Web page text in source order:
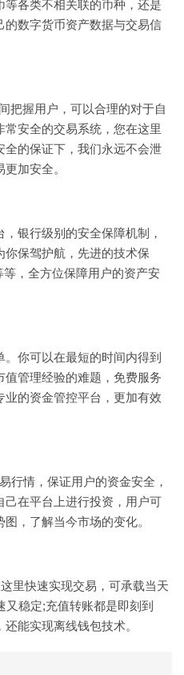
各类不相关联的币种，还是
数字货币资产数据与交易信
把握用户，可以合理的对于自
安全的交易系统，您在这里
全的保证下，我们永远不会泄
加安全。
银行级别的安全保障机制，
保驾护航，先进的技术保
，全方位保障用户的资产安
你可以在最短的时间内得到
管理经验的难题，免费服务
的资金管控平台，更加有效
行情，保证用户的资金安全，
己在平台上进行投资，用户可
，了解当今市场的变化。
里快速实现交易，可承载当天
稳定;充值转账都是即刻到
能实现离线钱包技术。